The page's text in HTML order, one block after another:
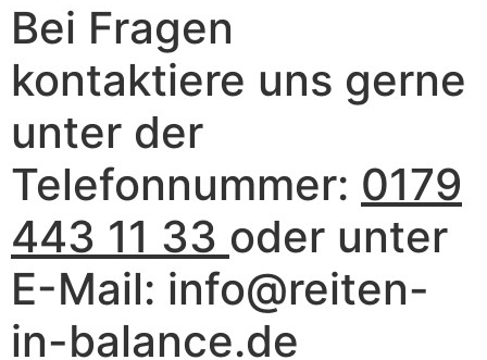
Bei Fragen
kontaktiere uns gerne
unter der
Telefonnummer: 0179
443 11 33 oder unter
E-Mail: info@reiten-
in-balance.de